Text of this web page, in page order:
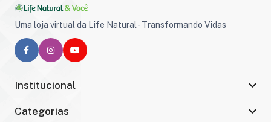
Uma loja virtual da Life Natural - Transformando Vidas
Institucional
Categorias